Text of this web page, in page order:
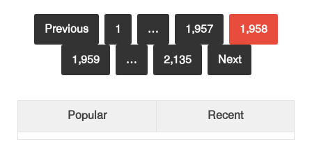
Previous 1 … 1,957 1,958
1,959 … 2,135 Next
Popular Recent